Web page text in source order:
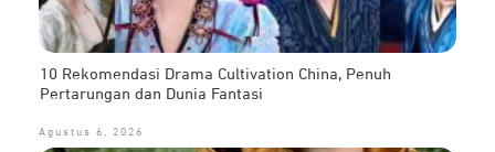
10 Rekomendasi Drama Cultivation China, Penuh
Pertarungan dan Dunia Fantasi
Agustus 6, 2026